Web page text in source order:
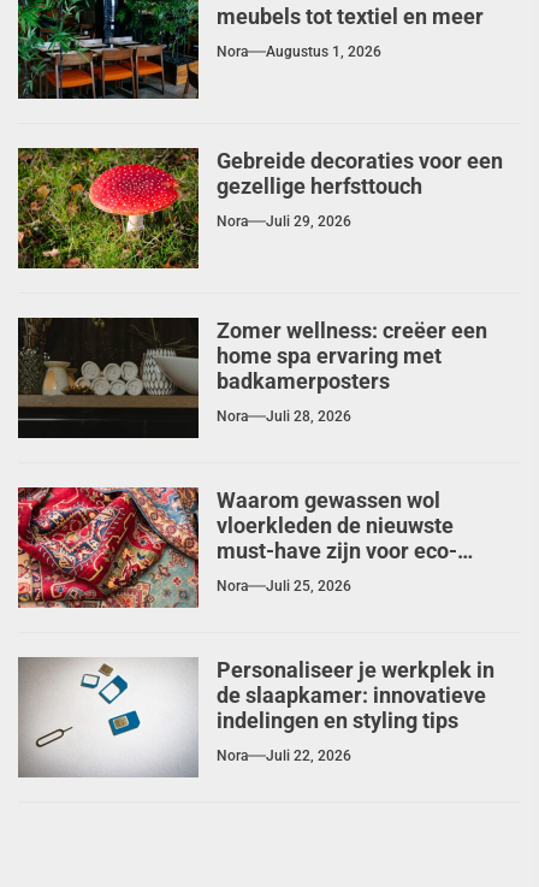
meubels tot textiel en meer
Nora Augustus 1, 2026
Gebreide decoraties voor een
gezellige herfsttouch
Nora Juli 29, 2026
Zomer wellness: creëer een
home spa ervaring met
badkamerposters
Nora Juli 28, 2026
Waarom gewassen wol
vloerkleden de nieuwste
must-have zijn voor eco-
chique interieurs
Nora Juli 25, 2026
Personaliseer je werkplek in
de slaapkamer: innovatieve
indelingen en styling tips
Nora Juli 22, 2026